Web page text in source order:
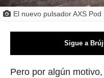
El nuevo pulsador AXS Pod
Sigue a
Pero por algún